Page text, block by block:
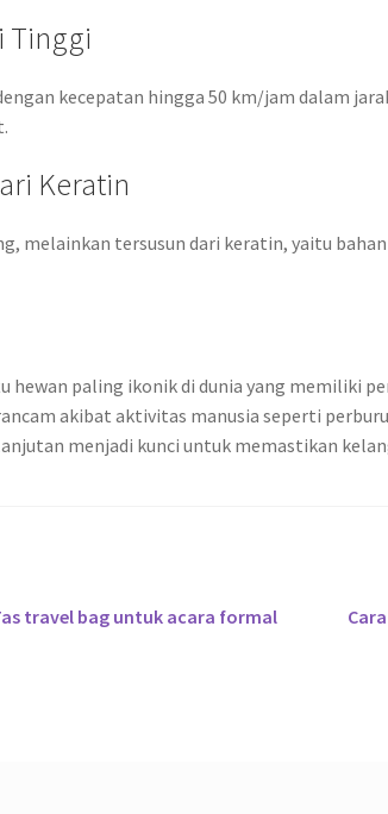
Tinggi
kecepatan hingga 50 km/jam dalam
Keratin
melainkan tersusun dari keratin, yaitu
hewan paling ikonik di dunia yang memiliki
akibat aktivitas manusia seperti
menjadi kunci untuk memastikan
travel bag untuk acara formal
Next